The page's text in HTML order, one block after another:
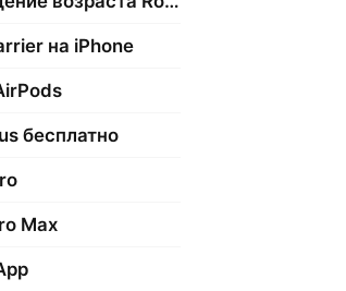
на iPhone
бесплатно
Max